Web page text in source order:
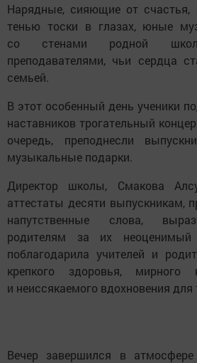
Нарядные, сияющие от счастья,
тенью тоски в глазах, юные
со стенами родной
преподавателями, чьи сердца
семьей.
В этот особенный день ученики
наставников трогательный
очередь, преподнесли
музыкальные подарки.
Директор школы, Смакова
аттестаты десяти выпускникам,
напутственные слова,
родителям за их
поблагодарила учителей и
крепкого здоровья,
и неиссякаемого вдохновения для
Вечер завершился в